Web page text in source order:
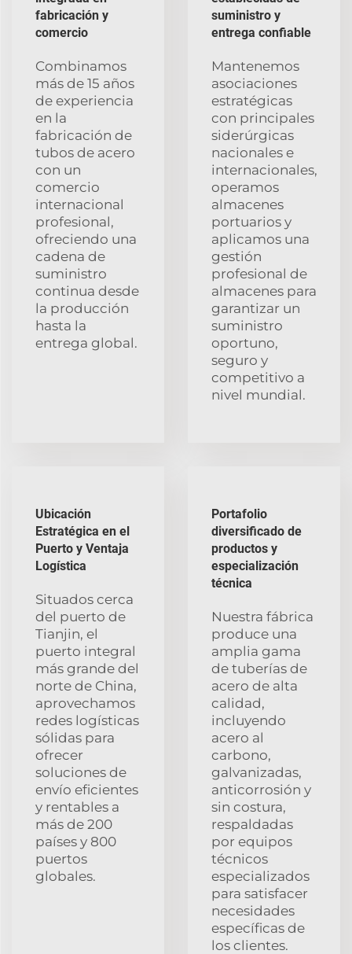
fabricación y
comercio
Combinamos
más de 15 años
de experiencia
en la
fabricación de
tubos de acero
con un
comercio
internacional
profesional,
ofreciendo una
cadena de
suministro
continua desde
la producción
hasta la
entrega global.
suministro y
entrega confiable
Mantenemos
asociaciones
estratégicas
con principales
siderúrgicas
nacionales e
internacionales,
operamos
almacenes
portuarios y
aplicamos una
gestión
profesional de
almacenes para
garantizar un
suministro
oportuno,
seguro y
competitivo a
nivel mundial.
Ubicación
Estratégica en el
Puerto y Ventaja
Logística
Situados cerca
del puerto de
Tianjin, el
puerto integral
más grande del
norte de China,
aprovechamos
redes logísticas
sólidas para
ofrecer
soluciones de
envío eficientes
y rentables a
más de 200
países y 800
puertos
globales.
Portafolio
diversificado de
productos y
especialización
técnica
Nuestra fábrica
produce una
amplia gama
de tuberías de
acero de alta
calidad,
incluyendo
acero al
carbono,
galvanizadas,
anticorrosión y
sin costura,
respaldadas
por equipos
técnicos
especializados
para satisfacer
necesidades
específicas de
los clientes.